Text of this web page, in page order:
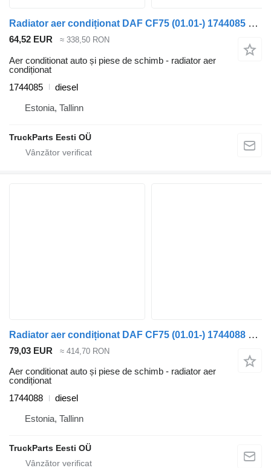
Radiator aer condiționat DAF CF75 (01.01-) 1744085 pentru cap tractor DAF LF45, LF55, LF180, CF65, CF75, CF85 (2001-)
64,52 EUR ≈ 338,50 RON
Aer conditionat auto și piese de schimb - radiator aer
condiționat
1744085
diesel
Estonia, Tallinn
TruckParts Eesti OÜ
Radiator aer condiționat DAF CF75 (01.01-) 1744088 pentru cap tractor DAF LF45, LF55, LF180, CF65, CF75, CF85 (2001-)
79,03 EUR ≈ 414,70 RON
Aer conditionat auto și piese de schimb - radiator aer
condiționat
1744088
diesel
Estonia, Tallinn
TruckParts Eesti OÜ